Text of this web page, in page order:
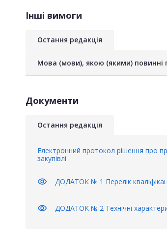
Інші вимоги
Остання редакція
Мова (мови), якою (якими) повинні
Документи
Остання редакція
Електронний протокол рішення про
закупівлі
visibility ДОДАТОК № 1 Перелік
visibility ДОДАТОК № 2 Технічні